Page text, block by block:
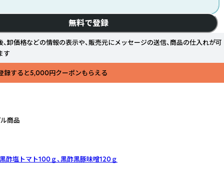
無料で登録
、卸価格などの情報の表示や、販売元にメッセージの送信、商品の仕入れが可
す
登録すると5,000円クーポンもらえる
商品
酢塩トマト100ｇ、黒酢黒豚味噌120ｇ